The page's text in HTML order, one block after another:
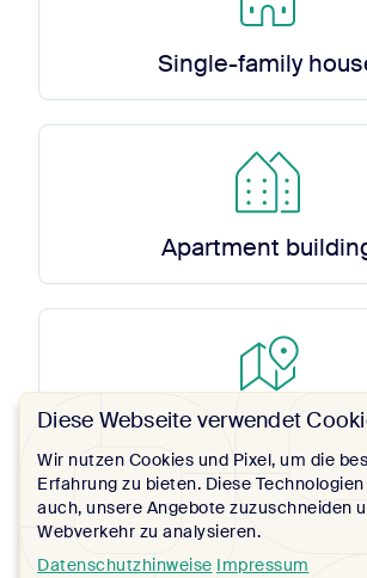
Diese Webseite verwendet
Wir nutzen Cookies und Pixel, um die
Erfahrung zu bieten. Diese
auch, unsere Angebote zuzuschneiden
Webverkehr zu analysieren.
Datenschutzhinweise Impressum
Single-family
Apartment
Landplot
My project is not here